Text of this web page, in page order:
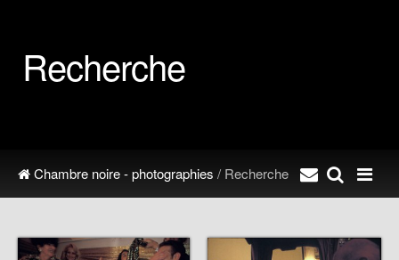
Recherche
Chambre noire - photographies / Recherche